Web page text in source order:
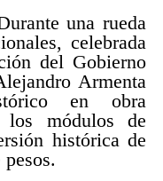
una rueda
celebrada
del Gobierno
Armenta
en obra
los módulos de
histórica de